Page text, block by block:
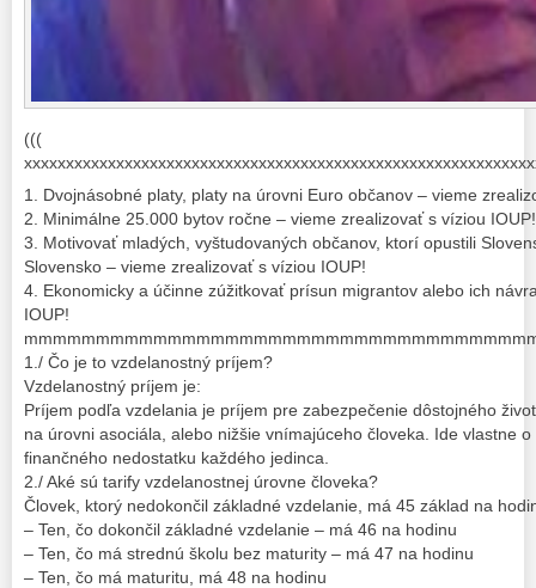
(((
1. Dvojnásobné platy, platy na úrovni Euro občanov – vieme
2. Minimálne 25.000 bytov ročne – vieme zrealizovať s víziou IOUP!
3. Motivovať mladých, vyštudovaných občanov, ktorí opustili
Slovensko – vieme zrealizovať s víziou IOUP!
4. Ekonomicky a účinne zúžitkovať prísun migrantov alebo ich
IOUP!
1./ Čo je to vzdelanostný príjem?
Vzdelanostný príjem je:
Príjem podľa vzdelania je príjem pre zabezpečenie dôstojného
na úrovni asociála, alebo nižšie vnímajúceho človeka. Ide vlastne
finančného nedostatku každého jedinca.
2./ Aké sú tarify vzdelanostnej úrovne človeka?
Človek, ktorý nedokončil základné vzdelanie, má 45 základ na
– Ten, čo dokončil základné vzdelanie – má 46 na hodinu
– Ten, čo má strednú školu bez maturity – má 47 na hodinu
– Ten, čo má maturitu, má 48 na hodinu